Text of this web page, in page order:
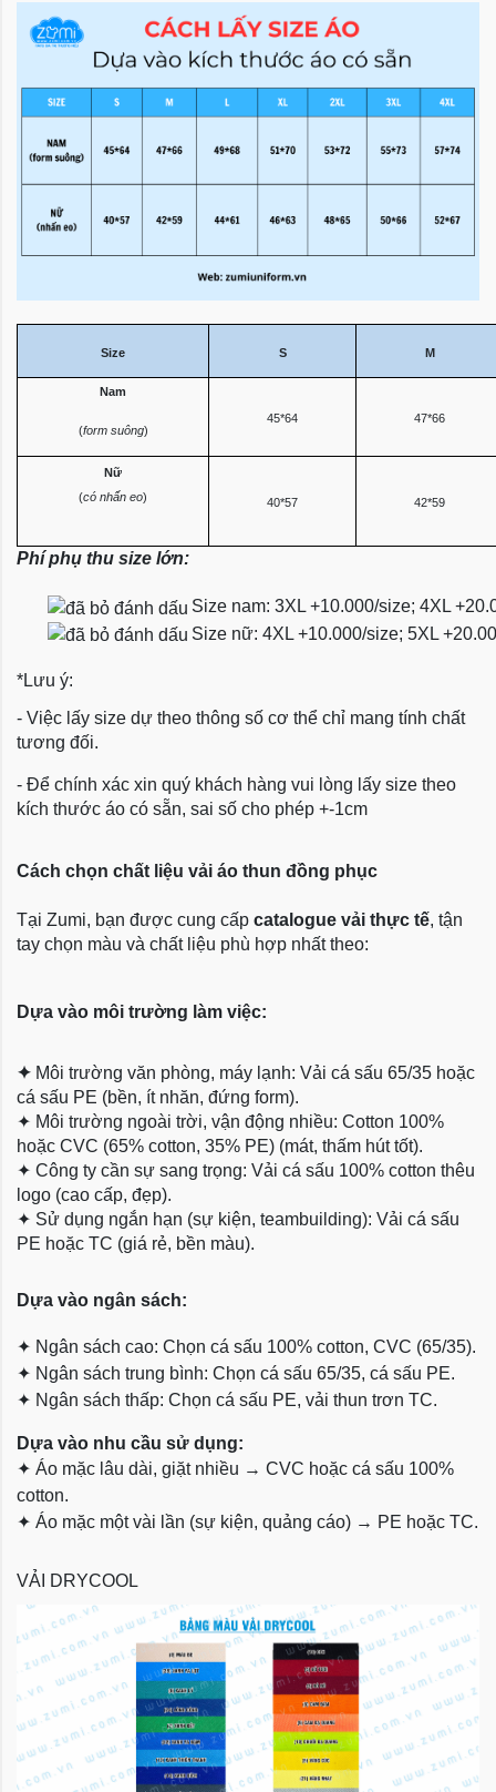
Size S M
Nam
45*64
47*66
(form suông)
Nữ
40*57 42*59
(có nhấn eo)
Phí phụ thu size lớn:
Size nam: 3XL +10.000/size; 4XL
Size nữ: 4XL +10.000/size; 5XL
*Lưu ý:
- Việc lấy size dự theo thông số cơ thể chỉ mang tính chất
tương đối.
- Để chính xác xin quý khách hàng vui lòng lấy size theo
kích thước áo có sẵn, sai số cho phép +-1cm
Cách chọn chất liệu vải áo thun đồng phục
Tại Zumi, bạn được cung cấp catalogue vải thực tế, tận
tay chọn màu và chất liệu phù hợp nhất theo:
Dựa vào môi trường làm việc:
✦ Môi trường văn phòng, máy lạnh: Vải cá sấu 65/35 hoặc
cá sấu PE (bền, ít nhăn, đứng form).
✦ Môi trường ngoài trời, vận động nhiều: Cotton 100%
hoặc CVC (65% cotton, 35% PE) (mát, thấm hút tốt).
✦ Công ty cần sự sang trọng: Vải cá sấu 100% cotton thêu
logo (cao cấp, đẹp).
✦ Sử dụng ngắn hạn (sự kiện, teambuilding): Vải cá sấu
PE hoặc TC (giá rẻ, bền màu).
Dựa vào ngân sách:
✦ Ngân sách cao: Chọn cá sấu 100% cotton, CVC (65/35).
✦ Ngân sách trung bình: Chọn cá sấu 65/35, cá sấu PE.
✦ Ngân sách thấp: Chọn cá sấu PE, vải thun trơn TC.
Dựa vào nhu cầu sử dụng:
✦ Áo mặc lâu dài, giặt nhiều → CVC hoặc cá sấu 100%
cotton.
✦ Áo mặc một vài lần (sự kiện, quảng cáo) → PE hoặc TC.
VẢI DRYCOOL